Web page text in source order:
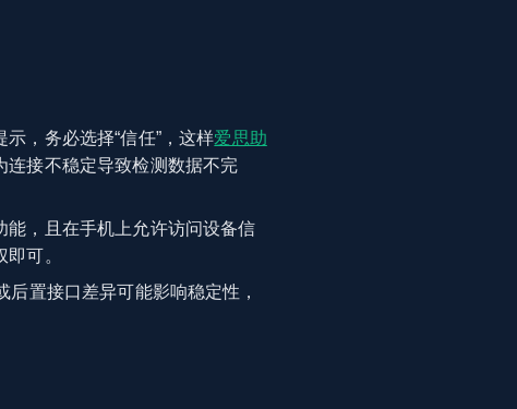
，务必选择“信任”，这样爱思助
连接不稳定导致检测数据不完
，且在手机上允许访问设备信
可。
置接口差异可能影响稳定性，